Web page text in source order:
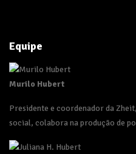
Equipe
Murilo Hubert
Presidente e coordenador da
social, colabora na produção de